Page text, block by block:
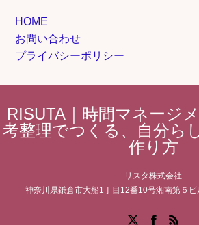
HOME
お問い合わせ
プライバシーポリシー
RISUTA｜時間マネージ
考整理でつくる、自分ら
作り方
リスタ株式会社
神奈川県鎌倉市大船1丁目12番10号湘南第５